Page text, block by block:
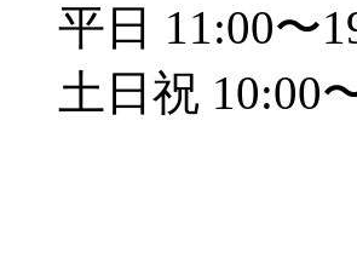
平日 11:00〜
土日祝 10:00